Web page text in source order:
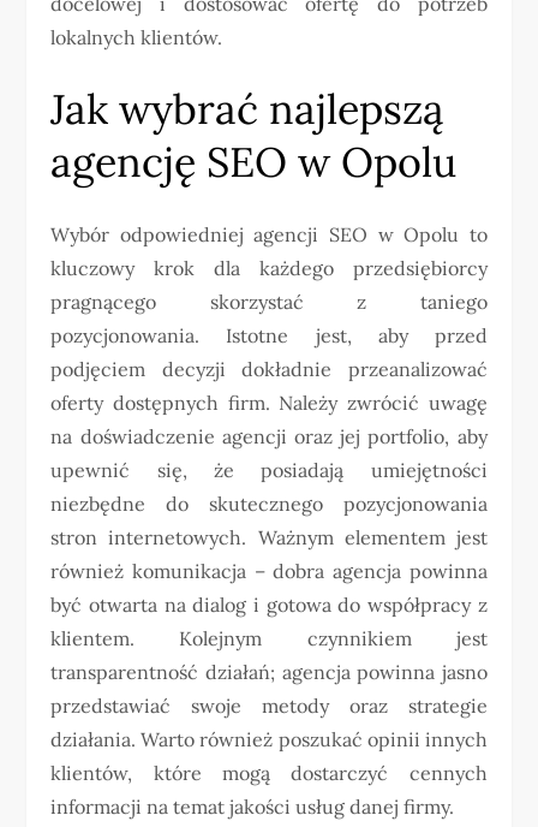
lokalnych klientów.
Jak wybrać najlepszą
agencję SEO w Opolu
Wybór odpowiedniej agencji SEO w Opolu to
kluczowy krok dla każdego przedsiębiorcy
pragnącego skorzystać z taniego
pozycjonowania. Istotne jest, aby przed
podjęciem decyzji dokładnie przeanalizować
oferty dostępnych firm. Należy zwrócić uwagę
na doświadczenie agencji oraz jej portfolio, aby
upewnić się, że posiadają umiejętności
niezbędne do skutecznego pozycjonowania
stron internetowych. Ważnym elementem jest
również komunikacja – dobra agencja powinna
być otwarta na dialog i gotowa do współpracy z
klientem. Kolejnym czynnikiem jest
transparentność działań; agencja powinna jasno
przedstawiać swoje metody oraz strategie
działania. Warto również poszukać opinii innych
klientów, które mogą dostarczyć cennych
informacji na temat jakości usług danej firmy.